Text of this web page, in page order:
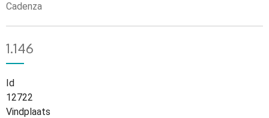
Cadenza
1.146
Id
12722
Vindplaats